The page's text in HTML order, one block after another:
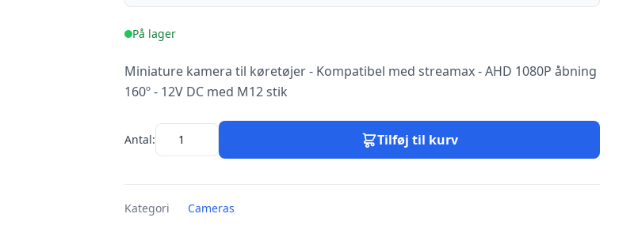
På lager
Miniature kamera til køretøjer - Kompatibel med streamax - AHD 1080P åbning
160º - 12V DC med M12 stik
Antal: Tilføj til kurv
Kategori
Cameras